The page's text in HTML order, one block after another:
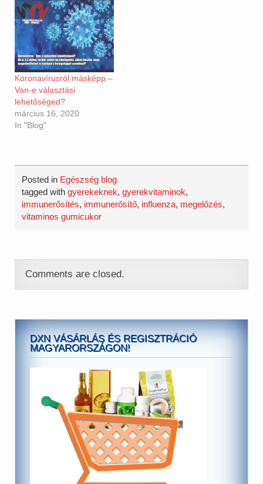
Koronavírusról másképp –
Van-e választási
lehetőséged?
március 16, 2020
In "Blog"
Posted in Egészség blog
tagged withgyerekeknek,gyerekvitaminok,
immunerősítés, immunerősítő, influenza, megelőzés,
vitaminos gumicukor
Comments are closed.
DXN VÁSÁRLÁS ÉS REGISZTRÁCIÓ
MAGYARORSZÁGON!